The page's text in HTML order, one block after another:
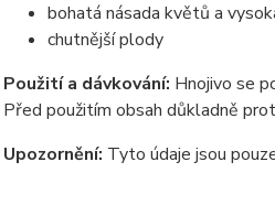
bohatá násada květů a
chutnější plody
Použití a dávkování: Hnojivo se
Před použitím obsah důkladně
Upozornění: Tyto údaje jsou